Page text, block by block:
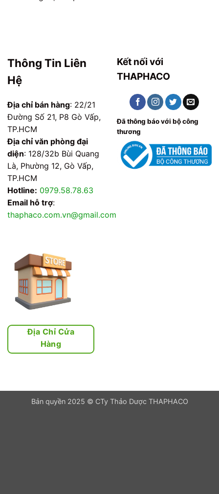
Thông Tin Liên
Hệ
Địa chỉ bán hàng: 22/21
Đường Số 21, P8 Gò Vấp,
TP.HCM
Địa chỉ văn phòng đại
diện: 128/32b Bùi Quang
Là, Phường 12, Gò Vấp,
TP.HCM
Hotline: 0979.58.78.63
Email hỗ trợ:
thaphaco.com.vn@gmail.com
Kết nối với
THAPHACO
Đã thông báo với bộ công
thương
Địa Chỉ Cửa
Hàng
Bản quyền 2025 © CTy Thảo Dược THAPHACO